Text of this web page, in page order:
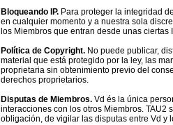
Bloqueando IP. Para proteger la integridad
en cualquier momento y a nuestra sola
los Miembros que entran desde unas ciertas
Política de Copyright. No puede publicar,
material que está protegido por la ley, las
proprietaria sin obtenimiento previo del
derechos proprietarios.
Disputas de Miembros. Vd és la única
interacciones con los otros Miembros. TAU2
obligación, de vigilar las disputas entre Vd y